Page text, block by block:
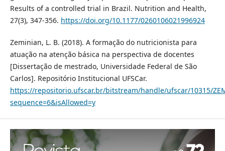
Results of a controlled trial in Brazil. Nutrition and Health,
27(3), 347-356. https://doi.org/10.1177/0260106021996924
Zeminian, L. B. (2018). A formação do nutricionista para
atuação na atenção básica na perspectiva de docentes
[Dissertação de mestrado, Universidade Federal de São
Carlos]. Repositório Institucional UFSCar.
https://repositorio.ufscar.br/bitstream/handle/ufscar/10315/
sequence=6&isAllowed=y